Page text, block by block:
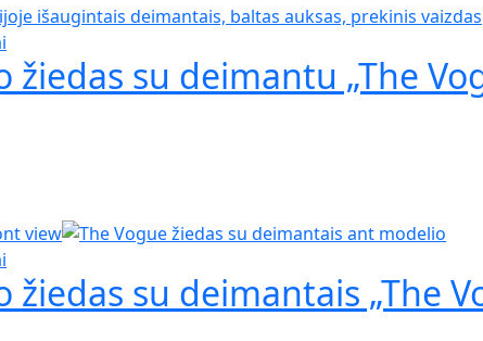
su deimantu „The
su deimantais „The